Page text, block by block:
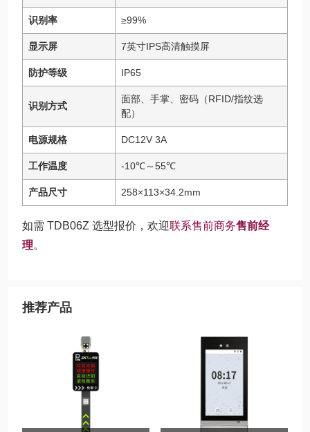
识别率 ≥99%
显示屏 7英寸IPS高清触摸屏
防护等级 IP65
识别方式
面部、手掌、密码（RFID/指纹选
配）
电源规格 DC12V 3A
工作温度 -10℃～55℃
产品尺寸 258×113×34.2mm
如需 TDB06Z 选型报价，欢迎联系售前商务售前经
理。
推荐产品